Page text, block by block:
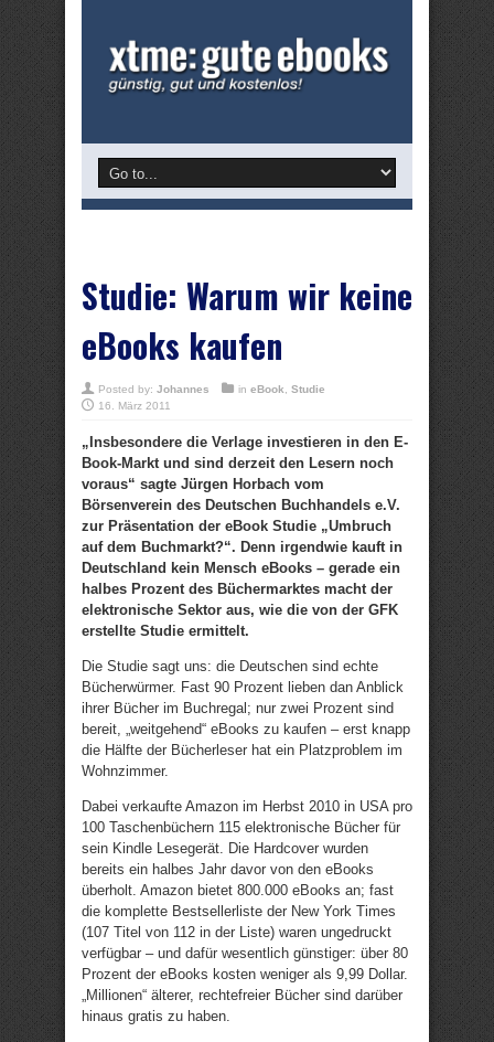
Studie: Warum wir keine
eBooks kaufen
Posted by: Johannes in eBook
Studie
16. März 2011
„Insbesondere die Verlage investieren in den E-
Book-Markt und sind derzeit den Lesern noch
voraus“ sagte Jürgen Horbach vom
Börsenverein des Deutschen Buchhandels e.V.
zur Präsentation der eBook Studie „Umbruch
auf dem Buchmarkt?“. Denn irgendwie kauft in
Deutschland kein Mensch eBooks – gerade ein
halbes Prozent des Büchermarktes macht der
elektronische Sektor aus, wie die von der GFK
erstellte Studie ermittelt.
Die Studie sagt uns: die Deutschen sind echte
Bücherwürmer. Fast 90 Prozent lieben dan Anblick
ihrer Bücher im Buchregal; nur zwei Prozent sind
bereit, „weitgehend“ eBooks zu kaufen – erst knapp
die Hälfte der Bücherleser hat ein Platzproblem im
Wohnzimmer.
Dabei verkaufte Amazon im Herbst 2010 in USA pro
100 Taschenbüchern 115 elektronische Bücher für
sein Kindle Lesegerät. Die Hardcover wurden
bereits ein halbes Jahr davor von den eBooks
überholt. Amazon bietet 800.000 eBooks an; fast
die komplette Bestsellerliste der New York Times
(107 Titel von 112 in der Liste) waren ungedruckt
verfügbar – und dafür wesentlich günstiger: über 80
Prozent der eBooks kosten weniger als 9,99 Dollar.
„Millionen“ älterer, rechtefreier Bücher sind darüber
hinaus gratis zu haben.